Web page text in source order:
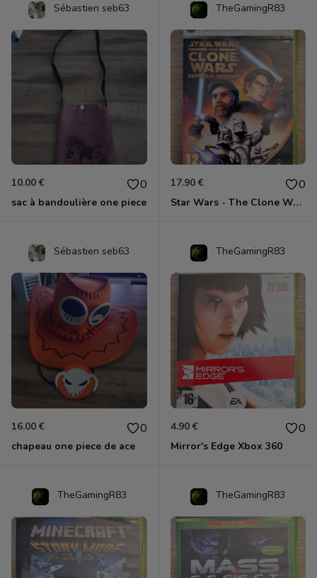
Sébastien seb63
10.00 € 0
sac à bandoulière one piece
TheGamingR83
17.90 € 0
Star Wars - The Clone Wars - Les Héros De La République Xbox 360
Sébastien seb63
16.00 € 0
chapeau one piece de ace
TheGamingR83
4.90 € 0
Mirror's Edge Xbox 360
TheGamingR83 TheGamingR83